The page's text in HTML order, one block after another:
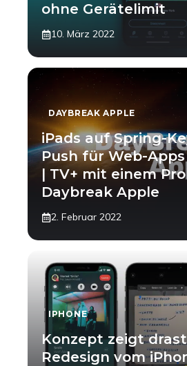
ohne Gerätelimit
10. März 2022
DAYBREAK APPLE
iPads auf Spring-
Push für Web-
| TV+ mit einem
Daybreak Apple
2. Februar 2022
IPHONE
Konzept zeigt
Redesign vom